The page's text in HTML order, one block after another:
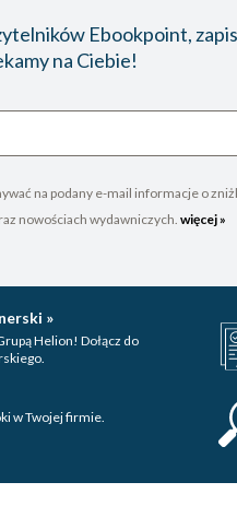
Ebookpoint,
na Ciebie!
na podany e-mail informacje o
nowościach wydawniczych. więcej »
»
Helion! Dołącz do
w Twojej firmie.